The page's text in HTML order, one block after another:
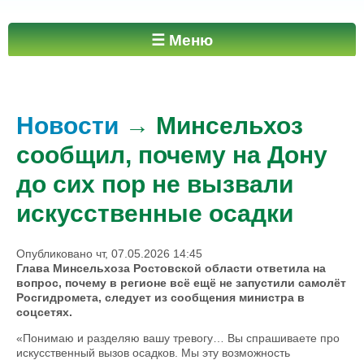
Главное меню ☰ Меню
Новости → Минсельхоз
сообщил, почему на Дону
до сих пор не вызвали
искусственные осадки
Опубликовано чт, 07.05.2026 14:45
Глава Минсельхоза Ростовской области ответила на
вопрос, почему в регионе всё ещё не запустили самолёт
Росгидромета, следует из сообщения министра в
соцсетях.
«Понимаю и разделяю вашу тревогу… Вы спрашиваете про
искусственный вызов осадков. Мы эту возможность